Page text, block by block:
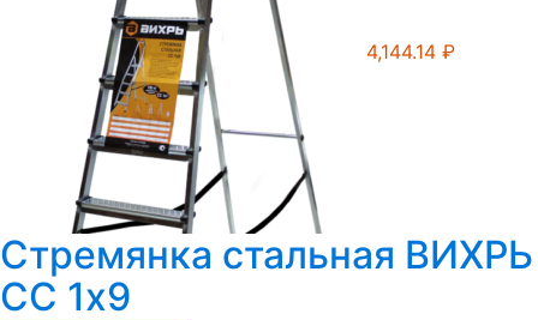
4,144.14 ₽
Стремянка стальная ВИХРЬ
СС 1х9